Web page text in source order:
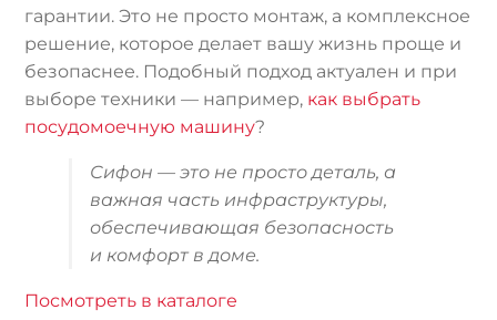
гарантии. Это не просто монтаж, а комплексное
решение, которое делает вашу жизнь проще и
безопаснее. Подобный подход актуален и при
выборе техники — например, как выбрать
посудомоечную машину?
Сифон — это не просто деталь, а
важная часть инфраструктуры,
обеспечивающая безопасность
и комфорт в доме.
Посмотреть в каталоге